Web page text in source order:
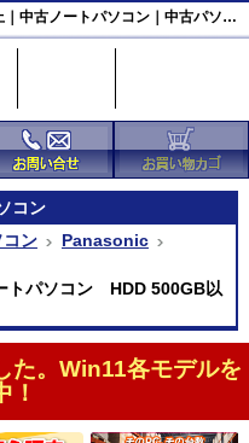
Panasonic Windows11 HDD 500GB以上｜中古ノートパソコン｜中古パソコン直販
コン
コン
Panasonic
パソコン HDD 500GB以
た。Win11各モデルを
！